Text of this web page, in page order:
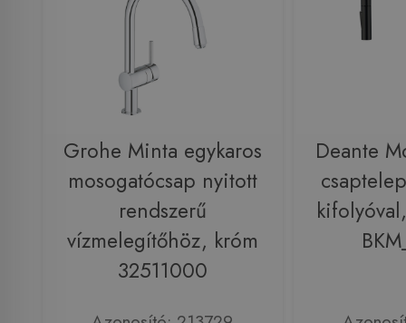
Grohe Minta egykaros
mosogatócsap nyitott
rendszerű
vízmelegítőhöz, króm
32511000
Deante